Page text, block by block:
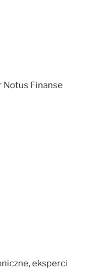
Notus Finanse
eksperci